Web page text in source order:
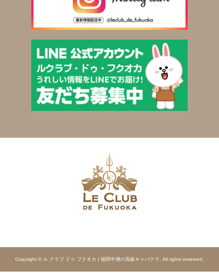
Copyright © ル クラブ ドゥ フクオカ | 福岡中洲の高級キャバクラ. All rights reserved.